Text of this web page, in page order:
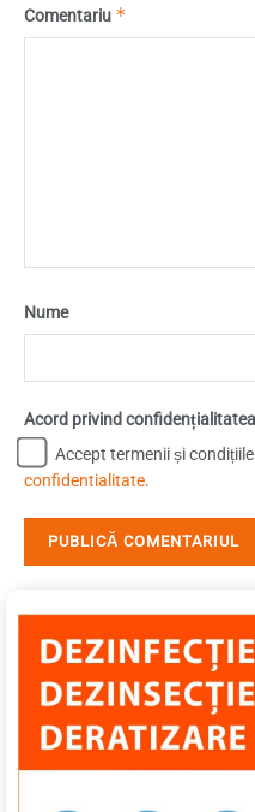
Comentariu *
Nume
Acord privind confidențialitatea
Accept termenii și
confidentialitate.